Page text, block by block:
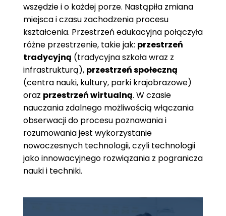
wszędzie i o każdej porze. Nastąpiła zmiana
miejsca i czasu zachodzenia procesu
kształcenia. Przestrzeń edukacyjna połączyła
różne przestrzenie, takie jak: przestrzeń
tradycyjną (tradycyjna szkoła wraz z
infrastrukturą), przestrzeń społeczną
(centra nauki, kultury, parki krajobrazowe)
oraz przestrzeń wirtualną. W czasie
nauczania zdalnego możliwością włączania
obserwacji do procesu poznawania i
rozumowania jest wykorzystanie
nowoczesnych technologii, czyli technologii
jako innowacyjnego rozwiązania z pogranicza
nauki i techniki.